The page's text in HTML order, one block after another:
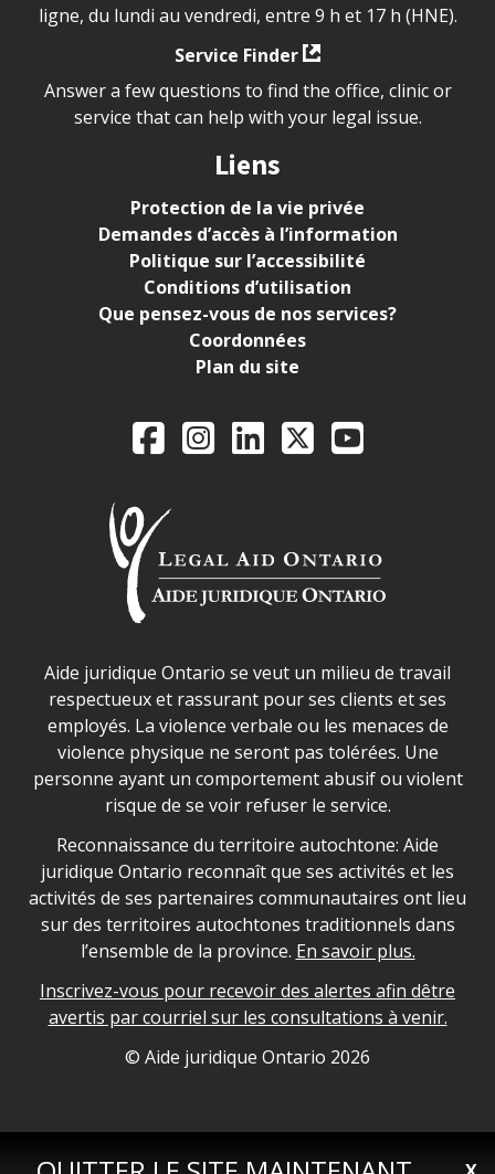
ligne, du lundi au vendredi, entre 9 h et 17 h (HNE).
Service Finder
Answer a few questions to find the office, clinic or
service that can help with your legal issue.
Liens
Protection de la vie privée
Demandes d’accès à l’information
Politique sur l’accessibilité
Conditions d’utilisation
Que pensez-vous de nos services?
Coordonnées
Plan du site
Legal Aid Ontario
FacebookInstagram
LinkedIn
X YouTube
Déclaration sur la sécurité dans les locaux d'AJO.
Aide juridique Ontario se veut un milieu de travail
respectueux et rassurant pour ses clients et ses
employés. La violence verbale ou les menaces de
violence physique ne seront pas tolérées. Une
personne ayant un comportement abusif ou violent
risque de se voir refuser le service.
Legal Aid Ontario land acknowledgement
Reconnaissance du territoire autochtone: Aide
juridique Ontario reconnaît que ses activités et les
activités de ses partenaires communautaires ont lieu
sur des territoires autochtones traditionnels dans
l’ensemble de la province. En savoir plus.
Inscrivez-vous pour recevoir des alertes afin dêtre
avertis par courriel sur les consultations à venir.
Legal Aid Ontario copyright information
© Aide juridique Ontario 2026